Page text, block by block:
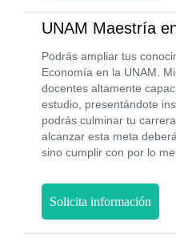
UNAM Maestría
Podrás ampliar tus
Economía en la UNAM.
docentes altamente
estudio, presentándote
podrás culminar tu
alcanzar esta meta
sino cumplir con por lo
Solicita información